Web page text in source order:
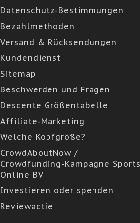
Datenschutz-Bestimmungen
Bezahlmethoden
Versand & Rücksendungen
Kundendienst
Sitemap
Beschwerden und Fragen
Descente Größentabelle
Affiliate-Marketing
Welche Kopfgröße?
CrowdAboutNow /
Crowdfunding-Kampagne Sports
Online BV
Investieren oder spenden
Reviewactie